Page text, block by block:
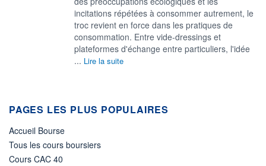
incitations répétées à consommer autrement, le
troc revient en force dans les pratiques de
consommation. Entre vide-dressings et
plateformes d'échange entre particuliers, l'idée
... Lire la suite
PAGES LES PLUS POPULAIRES
Accueil Bourse
Tous les cours boursiers
Cours CAC 40